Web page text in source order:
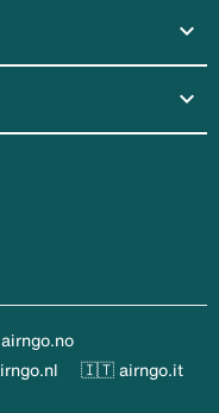
expand_more
expand_more
🇮🇹 airngo.it